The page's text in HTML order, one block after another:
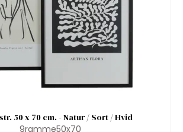
50 x 70 cm. - Natur / Sort / Hvid
9ramme50x70